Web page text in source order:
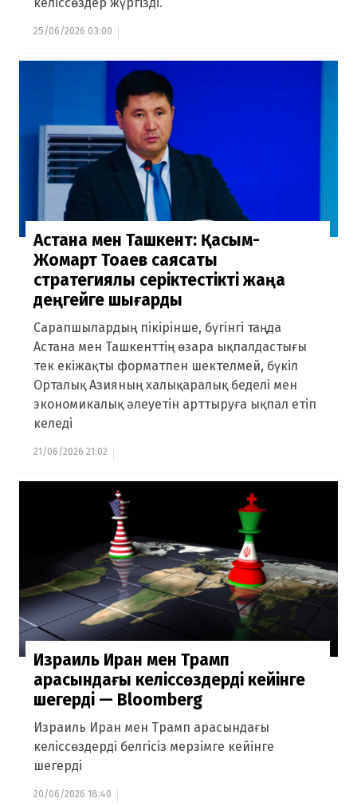
25/06/2026 03:00
Астана мен Ташкент: Қасым-
Жомарт Тоқаев саясаты
стратегиялық серіктестікті жаңа
деңгейге шығарды
Сарапшылардың пікірінше, бүгінгі таңда
Астана мен Ташкенттің өзара ықпалдастығы
тек екіжақты форматпен шектелмей, бүкіл
Орталық Азияның халықаралық беделі мен
экономикалық әлеуетін арттыруға ықпал етіп
келеді
21/06/2026 21:02
Израиль Иран мен Трамп
арасындағы келіссөздерді кейінге
шегерді — Bloomberg
Израиль Иран мен Трамп арасындағы
келіссөздерді белгісіз мерзімге кейінге
шегерді
20/06/2026 18:40